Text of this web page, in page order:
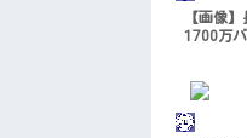
【画像
1700万